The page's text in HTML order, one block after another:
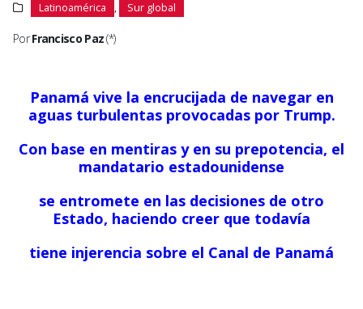
Latinoamérica , Sur global
PorFrancisco Paz(*)
Panamá vive la encrucijada de navegar en
aguas turbulentas provocadas por Trump.
Con base en mentiras y en su prepotencia, el
mandatario estadounidense
se entromete en las decisiones de otro
Estado, haciendo creer que todavía
tiene injerencia sobre el Canal de Panamá